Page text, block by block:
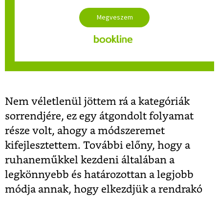
Nem véletlenül jöttem rá a kategóriák
sorrendjére, ez egy átgondolt folyamat
része volt, ahogy a módszeremet
kifejlesztettem. További előny, hogy a
ruhaneműkkel kezdeni általában a
legkönnyebb és határozottan a legjobb
módja annak, hogy elkezdjük a rendrakó